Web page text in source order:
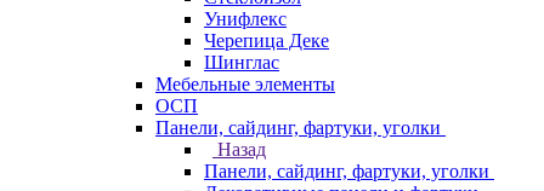
Унифлекс
Черепица Деке
Шинглас
Мебельные элементы
ОСП
Панели, сайдинг, фартуки, уголки
Назад
Панели, сайдинг, фартуки, уголки